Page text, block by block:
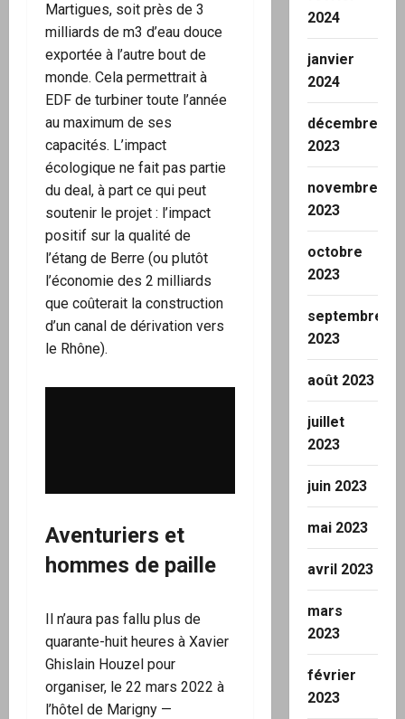
Martigues, soit près de 3
milliards de m3 d’eau douce
exportée à l’autre bout de
monde. Cela permettrait à
EDF de turbiner toute l’année
au maximum de ses
capacités. L’impact
écologique ne fait pas partie
du deal, à part ce qui peut
soutenir le projet : l’impact
positif sur la qualité de
l’étang de Berre (ou plutôt
l’économie des 2 milliards
que coûterait la construction
d’un canal de dérivation vers
le Rhône).
Aventuriers et
hommes de paille
Il n’aura pas fallu plus de
quarante-huit heures à Xavier
Ghislain Houzel pour
organiser, le 22 mars 2022 à
l’hôtel de Marigny —
2024
janvier
2024
décembre
2023
novembre
2023
octobre
2023
septembre
2023
août 2023
juillet
2023
juin 2023
mai 2023
avril 2023
mars
2023
février
2023